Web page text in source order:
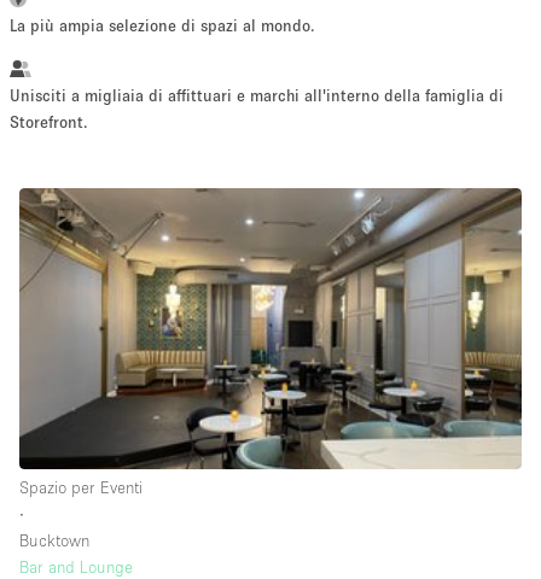
artistico
Servizio
Conferenza Meeting Ufficio
Acquista
Condividi
Tipo di spazio
Acquista Condividi
La più ampia selezione di spazi al mondo.
Unisciti a migliaia di affittuari e marchi all'interno della famiglia di
Storefront.
Spazio per Eventi
∙
Bucktown
Bar and Lounge